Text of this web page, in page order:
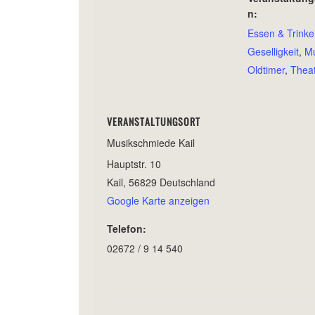
n:
Essen &
Geselligkeit,
Oldtimer,
VERANSTALTUNGSORT
Musikschmiede Kail
Hauptstr. 10
Kail, 56829 Deutschland
Google Karte anzeigen
Telefon:
02672 / 9 14 540